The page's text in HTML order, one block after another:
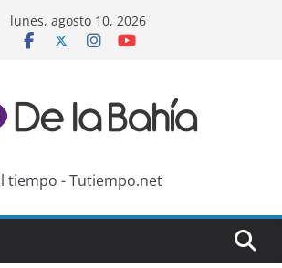
lunes, agosto 10, 2026
tiempo - Tutiempo.net